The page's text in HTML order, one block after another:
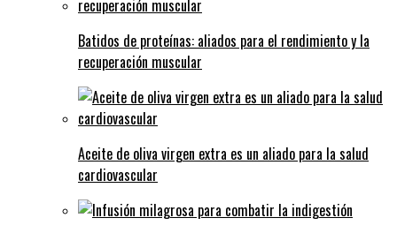
Batidos de proteínas: aliados para el rendimiento y la
recuperación muscular
Aceite de oliva virgen extra es un aliado para la salud
cardiovascular